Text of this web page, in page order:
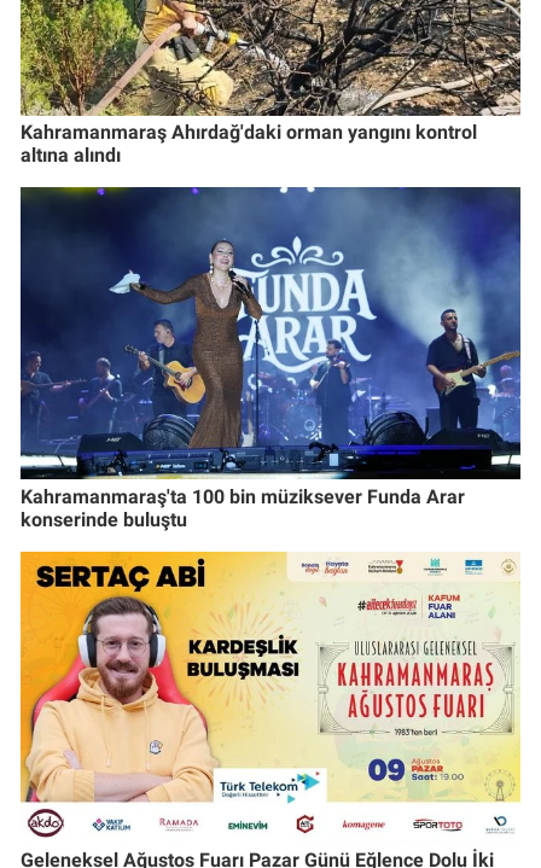
Kahramanmaraş Ahırdağ'daki orman yangını kontrol
altına alındı
Kahramanmaraş'ta 100 bin müziksever Funda Arar
konserinde buluştu
Geleneksel Ağustos Fuarı Pazar Günü Eğlence Dolu İki